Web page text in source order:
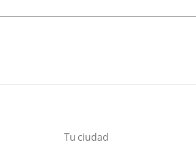
Tu ciudad